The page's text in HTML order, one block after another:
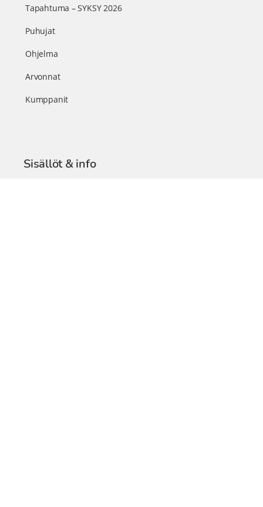
Tapahtuma – SYKSY 2026
Puhujat
Ohjelma
Arvonnat
Kumppanit
Sisällöt & info